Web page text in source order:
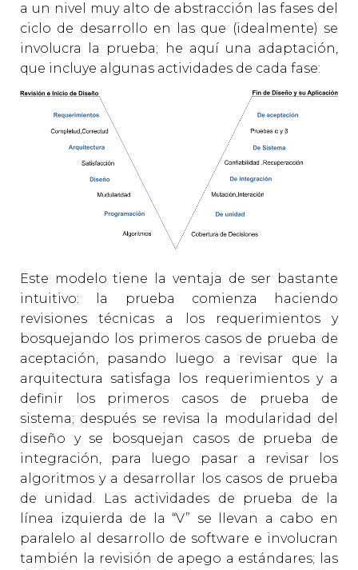
a un nivel muy alto de abstracción las fases del
ciclo de desarrollo en las que (idealmente) se
involucra la prueba; he aquí una adaptación,
que incluye algunas actividades de cada fase:
Este modelo tiene la ventaja de ser bastante
intuitivo: la prueba comienza haciendo
revisiones técnicas a los requerimientos y
bosquejando los primeros casos de prueba de
aceptación, pasando luego a revisar que la
arquitectura satisfaga los requerimientos y a
definir los primeros casos de prueba de
sistema; después se revisa la modularidad del
diseño y se bosquejan casos de prueba de
integración, para luego pasar a revisar los
algoritmos y a desarrollar los casos de prueba
de unidad. Las actividades de prueba de la
línea izquierda de la “V” se llevan a cabo en
paralelo al desarrollo de software e involucran
también la revisión de apego a estándares; las